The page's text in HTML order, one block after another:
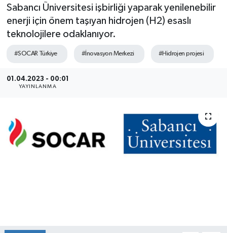
Sabancı Üniversitesi işbirliği yaparak yenilenebilir
enerji için önem taşıyan hidrojen (H2) esaslı
teknolojilere odaklanıyor.
#SOCAR Türkiye #İnovasyon Merkezi #Hidrojen projesi
01.04.2023 - 00:01
YAYINLANMA
KAPAK
OSB
ŞİRKET PANO
ÜLKE